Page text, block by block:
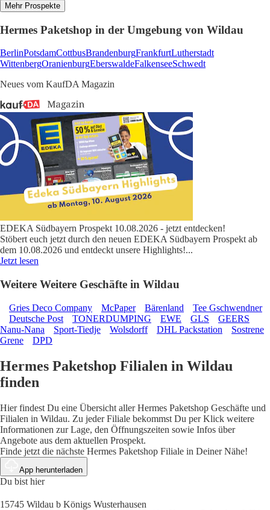
Mehr Prospekte
Hermes Paketshop in der Umgebung von Wildau
BerlinPotsdamCottbusBrandenburgFrankfurtLutherstadt
WittenbergOranienburgEberswaldeFalkenseeSchwedt
Neues vom KaufDA Magazin
EDEKA Südbayern Prospekt 10.08.2026 - jetzt entdecken!
Stöbert euch jetzt durch den neuen EDEKA Südbayern Prospekt ab
dem 10.08.2026 und entdeckt unsere Highlights!...
Jetzt lesen
Weitere Weitere Geschäfte in Wildau
Gries Deco Company McPaper Bärenland
Tee Gschwendner
Deutsche Post
TONERDUMPING EWE GLS
GEERS
Nanu-Nana
Sport-Tiedje Wolsdorff DHL Packstation
Sostrene
Grene
DPD
Hermes Paketshop Filialen in Wildau
finden
Hier findest Du eine Übersicht aller Hermes Paketshop Geschäfte und
Filialen in Wildau. Zu jeder Filiale bekommst Du per Klick weitere
Informationen zur Lage, den Öffnungszeiten sowie Infos über
Angebote aus dem aktuellen Prospekt.
Finde jetzt die nächste Hermes Paketshop Filiale in Deiner Nähe!
App herunterladen
Du bist hier
15745 Wildau b Königs Wusterhausen